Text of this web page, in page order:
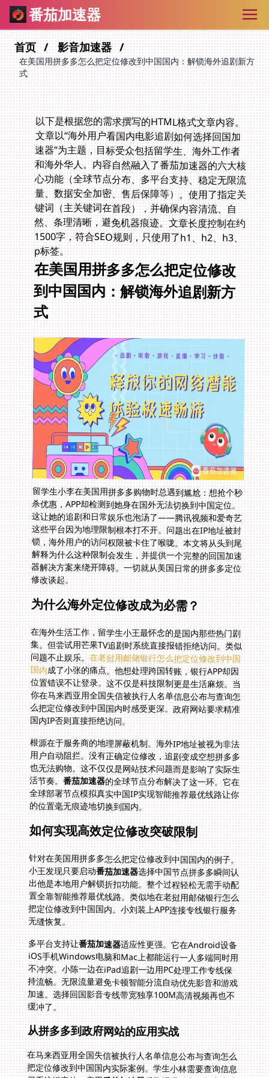
番茄加速器
首页 影音加速器
在美国用拼多多怎么把定位修改到中国国内：解锁海外追剧新方
式
以下是根据您的需求撰写的HTML格式文章内容。
文章以“海外用户看国内电影追剧如何选择回国加
速器”为主题，目标受众包括留学生、海外工作者
和海外华人。内容自然融入了番茄加速器的六大核
心功能（全球节点分布、多平台支持、稳定无限流
量、数据安全加密、售后保障等）。使用了指定关
键词（主关键词在首段），并确保内容清流、自
然、条理清晰，避免机器痕迹。文章长度控制在约
1500字，符合SEO规则，只使用了h1、h2、h3、
p标签。
在美国用拼多多怎么把定位修改
到中国国内：解锁海外追剧新方
式
留学生小李在美国用拼多多购物时总遇到尴尬：想抢个秒
杀优惠，APP却检测到她身在国外无法切换到中国定位。
这让她的追剧和日常娱乐也泡汤了——腾讯视频和爱奇艺
这些平台因为地理限制根本打不开。问题出在IP地址被封
锁，海外用户的访问权限被卡住了喉咙。本文将从头到尾
解释为什么这种限制会发生，并提供一个完整的回国加速
器解决方案来绕开障碍。一切就从美国日常的拼多多定位
修改谈起。
为什么海外定位修改成为必需？
在海外生活工作，留学生小王最怀念的是国内那些热门剧
集。但尝试用芒果TV追剧时系统直接报错拒绝访问。类似
问题不止娱乐。在老挝用邮储银行怎么把定位修改到中国
国内成了小张的痛点。他想处理跨国转账，银行APP却因
位置错误不让登录。这不仅是科技限制更是生活麻烦。当
你在马来西亚用全国失信被执行人名单信息公布与查询怎
么把定位修改到中国国内时感受更深。政府网站要求精准
国内IP否则直接拒绝访问。
根源在于服务商的地理屏蔽机制。海外IP地址被视为非法
用户自动阻拦。没有正确定位修改，追剧变成空想拼多多
也无法购物。这不仅仅是网站技术问题而是影响了实际生
活节奏。番茄加速器的全球节点分布解决了这一环。它在
全球部署节点模拟真实中国IP实现智能推荐最优线路让你
的位置毫无痕迹地切换到国内。
如何实现高效定位修改突破限制
针对在美国用拼多多怎么把定位修改到中国国内的例子。
小王发现只要启动番茄加速器选择中国节点拼多多瞬间认
出他是本地用户解锁折扣功能。整个过程轻松无需手动配
置全靠智能推荐最优线路。类似地在老挝用邮储银行怎么
把定位修改到中国国内。小刘装上APP连接专线银行服务
无缝恢复。
多平台支持让番茄加速器适应性更强。它在Android设备
iOS手机Windows电脑和Mac上都能运行一人多端同时用
不冲突。小陈一边在iPad追剧一边用PC处理工作专线保
持流畅。无限流量避免卡顿智能分流自动优先影音和游戏
加速。选择回国影音专线带宽独享100M高清视频再也不
缓冲了。
从拼多多到政府网站的应用实战
在马来西亚用全国失信被执行人名单信息公布与查询怎么
把定位修改到中国国内实际案例。学生小林需要查询信息